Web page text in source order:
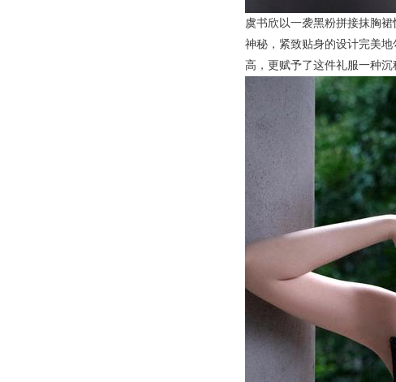
虞书欣以一袭黑粉拼接抹胸
神秘，紧致贴身的设计完美
高，更赋予了这件礼服一种沉